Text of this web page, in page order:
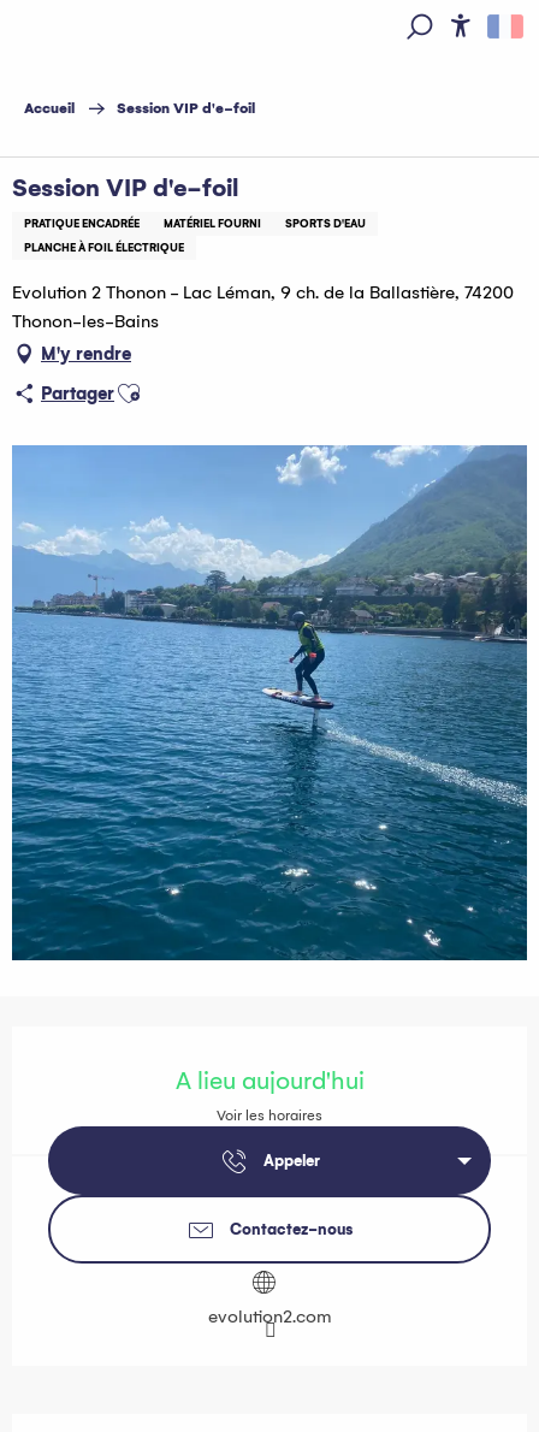
principal
Accueil Session VIP d'e-foil
Session VIP d'e-foil
PRATIQUE ENCADRÉE MATÉRIEL FOURNI
SPORTS D'EAU
PLANCHE À FOIL ÉLECTRIQUE
Evolution 2 Thonon - Lac Léman, 9 ch. de la Ballastière, 74200
Thonon-les-Bains
M'y rendre
PartagerAjouter aux favoris
A lieu aujourd'hui
Voir les horaires
Appeler
Contactez-nous
evolution2.com